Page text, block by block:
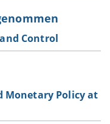
Control
Monetary Policy at